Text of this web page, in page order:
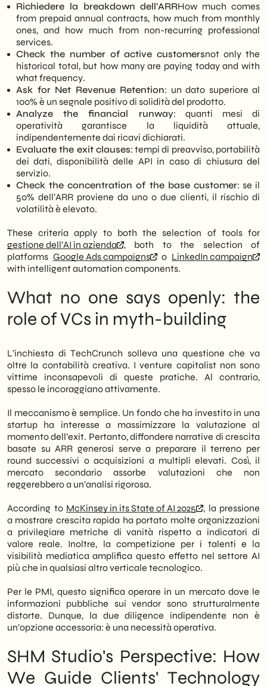
Richiedere la breakdown dell’ARRHow much comes
from prepaid annual contracts, how much from monthly
ones, and how much from non-recurring professional
services.
Check the number of active customersnot only the
historical total, but how many are paying today and with
what frequency.
Ask for Net Revenue Retention: un dato superiore al
100% è un segnale positivo di solidità del prodotto.
Analyze the financial runway: quanti mesi di
operatività garantisce la liquidità attuale,
indipendentemente dai ricavi dichiarati.
Evaluate the exit clauses: tempi di preavviso, portabilità
dei dati, disponibilità delle API in caso di chiusura del
servizio.
Check the concentration of the base customer: se il
50% dell’ARR proviene da uno o due clienti, il rischio di
volatilità è elevato.
These criteria apply to both the selection of tools for
gestione dell’AI in azienda
, both to the selection of
platforms Google Ads campaigns o LinkedIn campaign
with intelligent automation components.
What no one says openly: the
role of VCs in myth-building
L’inchiesta di TechCrunch solleva una questione che va
oltre la contabilità creativa. I venture capitalist non sono
vittime inconsapevoli di queste pratiche. Al contrario,
spesso le incoraggiano attivamente.
Il meccanismo è semplice. Un fondo che ha investito in una
startup ha interesse a massimizzare la valutazione al
momento dell’exit. Pertanto, diffondere narrative di crescita
basate su ARR generosi serve a preparare il terreno per
round successivi o acquisizioni a multipli elevati. Così, il
mercato secondario assorbe valutazioni che non
reggerebbero a un’analisi rigorosa.
According to McKinsey in its State of AI 2025
, la pressione
a mostrare crescita rapida ha portato molte organizzazioni
a privilegiare metriche di vanità rispetto a indicatori di
valore reale. Inoltre, la competizione per i talenti e la
visibilità mediatica amplifica questo effetto nel settore AI
più che in qualsiasi altro verticale tecnologico.
Per le PMI, questo significa operare in un mercato dove le
informazioni pubbliche sui vendor sono strutturalmente
distorte. Dunque, la due diligence indipendente non è
un’opzione accessoria: è una necessità operativa.
SHM Studio's Perspective: How
We Guide Clients' Technology